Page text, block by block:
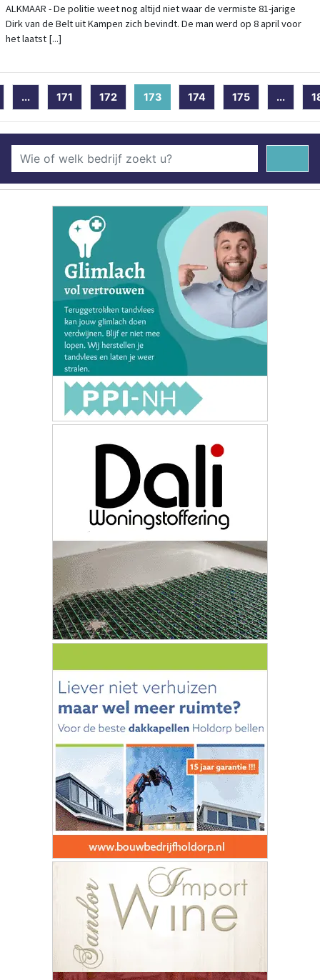
ALKMAAR - De politie weet nog altijd niet waar de vermiste 81-jarige
Dirk van de Belt uit Kampen zich bevindt. De man werd op 8 april voor
het laatst [...]
... 171 172 173 (current)
174 175 ...